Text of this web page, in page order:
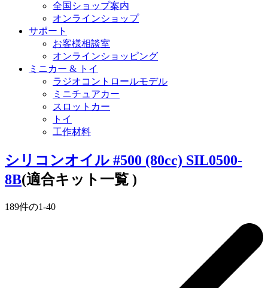
全国ショップ案内
オンラインショップ
サポート
お客様相談室
オンラインショッピング
ミニカー & トイ
ラジオコントロールモデル
ミニチュアカー
スロットカー
トイ
工作材料
シリコンオイル #500 (80cc) SIL0500-
8B(適合キット一覧 )
189件の1-40